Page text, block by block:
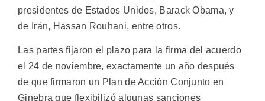
presidentes de Estados Unidos, Barack Obama, y
de Irán, Hassan Rouhani, entre otros.
Las partes fijaron el plazo para la firma del acuerdo
el 24 de noviembre, exactamente un año después
de que firmaron un Plan de Acción Conjunto en
Ginebra que flexibilizó algunas sanciones